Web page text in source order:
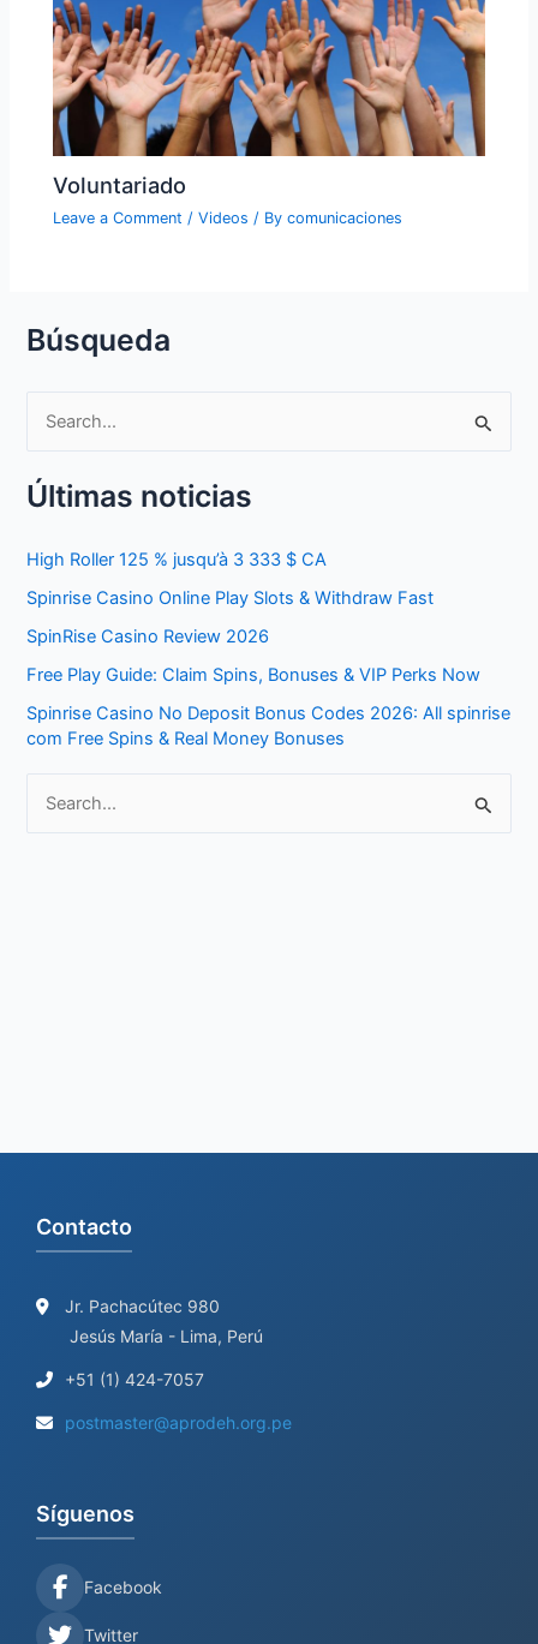
Voluntariado
Leave a Comment /Videos / Bycomunicaciones
Búsqueda
a
c
h
f
o
r
:
Últimas noticias
High Roller 125 % jusqu’à 3 333 $ CA
Spinrise Casino Online Play Slots & Withdraw Fast
SpinRise Casino Review 2026
Free Play Guide: Claim Spins, Bonuses & VIP Perks Now
Spinrise Casino No Deposit Bonus Codes 2026: All spinrise
com Free Spins & Real Money Bonuses
Contacto
Jr. Pachacútec 980
Jesús María - Lima, Perú
+51 (1) 424-7057
postmaster@aprodeh.org.pe
Síguenos
Facebook
Twitter